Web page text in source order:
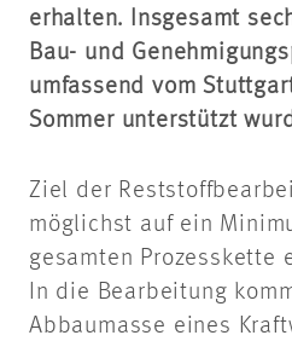
erhalten. Insgesamt
Bau- und
umfassend vom
Sommer unterstützt
Ziel der
möglichst auf ein
gesamten Prozesskette
In die Bearbeitung
Abbaumasse eines